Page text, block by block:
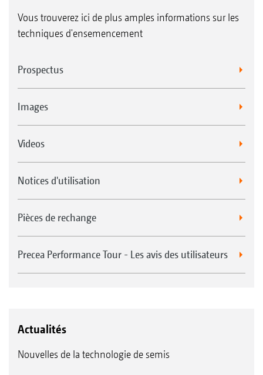
Vous trouverez ici de plus amples informations sur les
techniques d'ensemencement
Prospectus
Images
Videos
Notices d'utilisation
Pièces de rechange
Precea Performance Tour - Les avis des utilisateurs
Actualités
Nouvelles de la technologie de semis